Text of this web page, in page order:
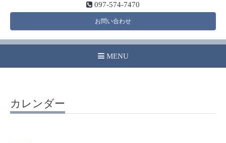
097-574-7470
お問い合わせ
MENU
カレンダー